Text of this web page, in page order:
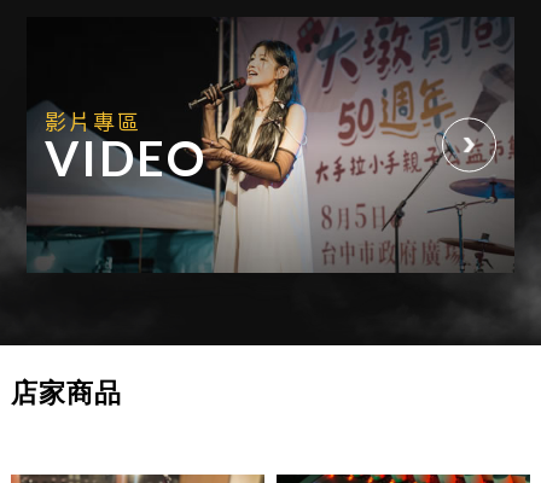
影片專區
VIDEO
店家商品